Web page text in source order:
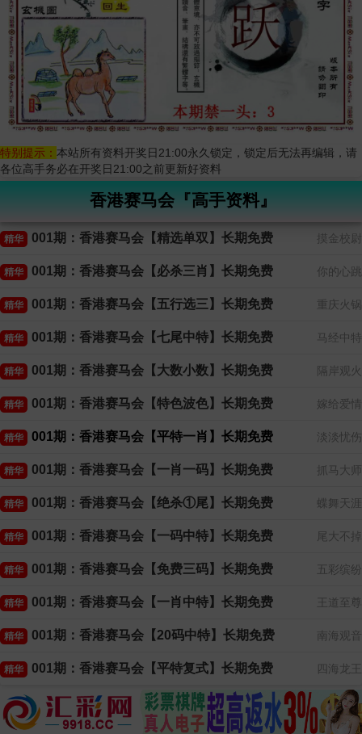
特别提示： 本站所有资料开奖日21:00永久锁定，锁定后无法再编辑，请
各位高手务必在开奖日21:00之前更新好资料
香港赛马会『高手资料』
摸金校尉
精华 001期：香港赛马会【精选单双】长期免费
你的心跳
精华 001期：香港赛马会【必杀三肖】长期免费
重庆火锅
精华 001期：香港赛马会【五行选三】长期免费
马经中特
精华 001期：香港赛马会【七尾中特】长期免费
隔岸观火
精华 001期：香港赛马会【大数小数】长期免费
嫁给爱情
精华 001期：香港赛马会【特色波色】长期免费
淡淡忧伤
精华 001期：香港赛马会【平特一肖】长期免费
抓马大师
精华 001期：香港赛马会【一肖一码】长期免费
蝶舞天涯
精华 001期：香港赛马会【绝杀①尾】长期免费
尾大不掉
精华 001期：香港赛马会【一码中特】长期免费
五彩缤纷
精华 001期：香港赛马会【免费三码】长期免费
王道至尊
精华 001期：香港赛马会【一肖中特】长期免费
南海观音
精华 001期：香港赛马会【20码中特】长期免费
四海龙王
精华 001期：香港赛马会【平特复式】长期免费